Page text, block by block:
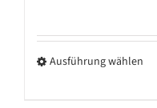
€169,95€70,00.
Ausführung wählen